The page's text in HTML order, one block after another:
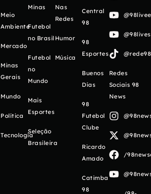
Meio
Ambiente
Mercado
Minas
Gerais
Mundo
Política
Tecnologia
Minas
Futebol
no Brasil
Futebol
no
Mundo
Mais
Esportes
Seleção
Brasileira
Nas
Redes
Humor
Música
Central
98
98
Esportes
Buenos
Días
98
Futebol
Clube
Ricardo
Amado
Catimba
98
Redes
Sociais 98
News
/